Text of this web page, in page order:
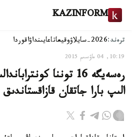
KAZINFORM
ترەند:2026-سايلاۋ وقيعاتاعايىنداۋاقوردا
10:19, 04 ماۋسىم 2015
رەسەيگە 16 توننا
الىپ بارا جاتقان